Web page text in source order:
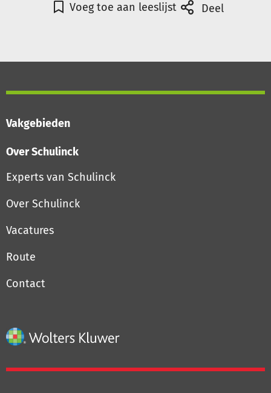
Voeg toe aan leeslijst Deel
Vakgebieden
Over Schulinck
Experts van Schulinck
Over Schulinck
Vacatures
Route
Contact